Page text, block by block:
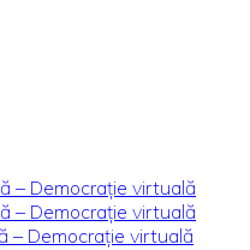
– Democraţie virtuală
– Democraţie virtuală
– Democraţie virtuală